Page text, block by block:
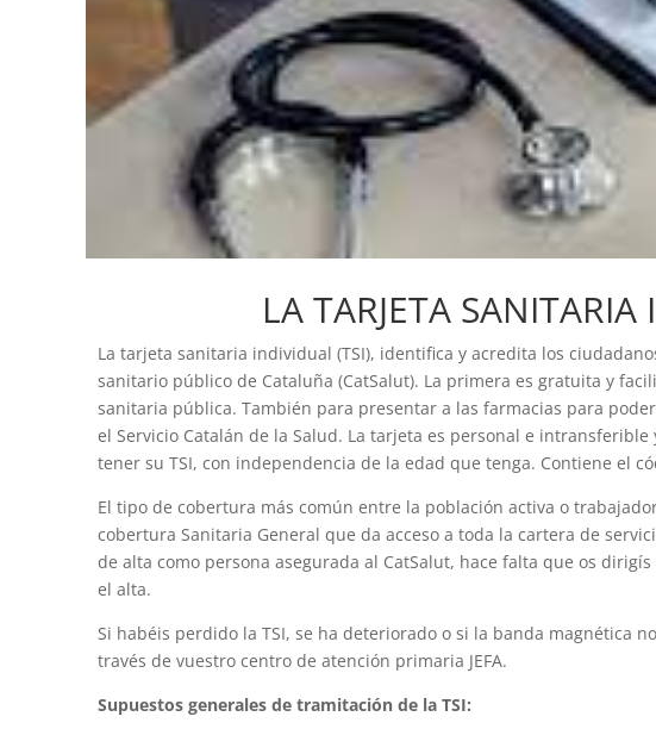
LA TARJETA
La tarjeta sanitaria individual (TSI), identifica y acredita los
sanitario público de Cataluña (CatSalut). La primera es gratuita y
sanitaria pública. También para presentar a las farmacias para
el Servicio Catalán de la Salud. La tarjeta es personal e
tener su TSI, con independencia de la edad que tenga. Contiene el
El tipo de cobertura más común entre la población activa o
cobertura Sanitaria General que da acceso a toda la cartera de
de alta como persona asegurada al CatSalut, hace falta que os
el alta.
Si habéis perdido la TSI, se ha deteriorado o si la banda magnética
través de vuestro centro de atención primaria JEFA.
Supuestos generales de tramitación de la TSI: